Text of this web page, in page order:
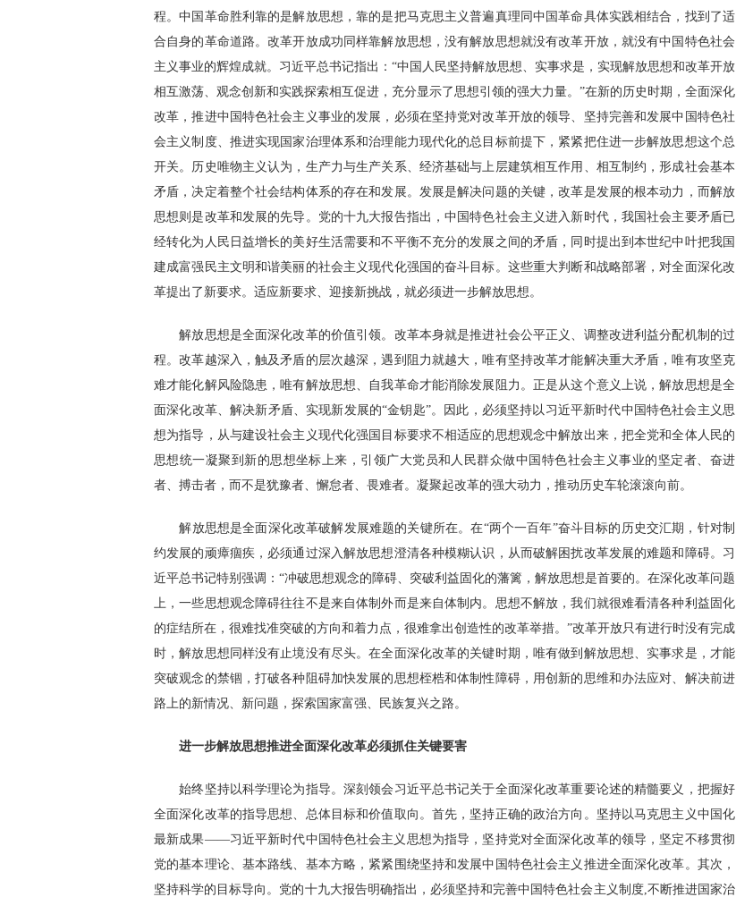
程。中国革命胜利靠的是解放思想，靠的是把马克思主义普遍真理同中国革命具体实践相结合，找到了适
合自身的革命道路。改革开放成功同样靠解放思想，没有解放思想就没有改革开放，就没有中国特色社会
主义事业的辉煌成就。习近平总书记指出：“中国人民坚持解放思想、实事求是，实现解放思想和改革开放
相互激荡、观念创新和实践探索相互促进，充分显示了思想引领的强大力量。”在新的历史时期，全面深化
改革，推进中国特色社会主义事业的发展，必须在坚持党对改革开放的领导、坚持完善和发展中国特色社
会主义制度、推进实现国家治理体系和治理能力现代化的总目标前提下，紧紧把住进一步解放思想这个总
开关。历史唯物主义认为，生产力与生产关系、经济基础与上层建筑相互作用、相互制约，形成社会基本
矛盾，决定着整个社会结构体系的存在和发展。发展是解决问题的关键，改革是发展的根本动力，而解放
思想则是改革和发展的先导。党的十九大报告指出，中国特色社会主义进入新时代，我国社会主要矛盾已
经转化为人民日益增长的美好生活需要和不平衡不充分的发展之间的矛盾，同时提出到本世纪中叶把我国
建成富强民主文明和谐美丽的社会主义现代化强国的奋斗目标。这些重大判断和战略部署，对全面深化改
革提出了新要求。适应新要求、迎接新挑战，就必须进一步解放思想。
解放思想是全面深化改革的价值引领。改革本身就是推进社会公平正义、调整改进利益分配机制的过
程。改革越深入，触及矛盾的层次越深，遇到阻力就越大，唯有坚持改革才能解决重大矛盾，唯有攻坚克
难才能化解风险隐患，唯有解放思想、自我革命才能消除发展阻力。正是从这个意义上说，解放思想是全
面深化改革、解决新矛盾、实现新发展的“金钥匙”。因此，必须坚持以习近平新时代中国特色社会主义思
想为指导，从与建设社会主义现代化强国目标要求不相适应的思想观念中解放出来，把全党和全体人民的
思想统一凝聚到新的思想坐标上来，引领广大党员和人民群众做中国特色社会主义事业的坚定者、奋进
者、搏击者，而不是犹豫者、懈怠者、畏难者。凝聚起改革的强大动力，推动历史车轮滚滚向前。
解放思想是全面深化改革破解发展难题的关键所在。在“两个一百年”奋斗目标的历史交汇期，针对制
约发展的顽瘴痼疾，必须通过深入解放思想澄清各种模糊认识，从而破解困扰改革发展的难题和障碍。习
近平总书记特别强调：“冲破思想观念的障碍、突破利益固化的藩篱，解放思想是首要的。在深化改革问题
上，一些思想观念障碍往往不是来自体制外而是来自体制内。思想不解放，我们就很难看清各种利益固化
的症结所在，很难找准突破的方向和着力点，很难拿出创造性的改革举措。”改革开放只有进行时没有完成
时，解放思想同样没有止境没有尽头。在全面深化改革的关键时期，唯有做到解放思想、实事求是，才能
突破观念的禁锢，打破各种阻碍加快发展的思想桎梏和体制性障碍，用创新的思维和办法应对、解决前进
路上的新情况、新问题，探索国家富强、民族复兴之路。
进一步解放思想推进全面深化改革必须抓住关键要害
始终坚持以科学理论为指导。深刻领会习近平总书记关于全面深化改革重要论述的精髓要义，把握好
全面深化改革的指导思想、总体目标和价值取向。首先，坚持正确的政治方向。坚持以马克思主义中国化
最新成果——习近平新时代中国特色社会主义思想为指导，坚持党对全面深化改革的领导，坚定不移贯彻
党的基本理论、基本路线、基本方略，紧紧围绕坚持和发展中国特色社会主义推进全面深化改革。其次，
坚持科学的目标导向。党的十九大报告明确指出，必须坚持和完善中国特色社会主义制度,不断推进国家治